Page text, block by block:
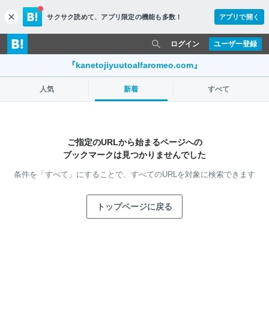
c
l
o
s
サクサク読めて、 アプリ限定の機能も多数！ アプリで開く
ユーザー登録
ログイン
『kanetojiyuutoalfaromeo.com』
人気 新着 すべて
ご指定のURLから始まるページへの
ブックマークは見つかりませんでした
条件を「すべて」にすることで、 すべてのURLを対象に検索できます
トップページに戻る